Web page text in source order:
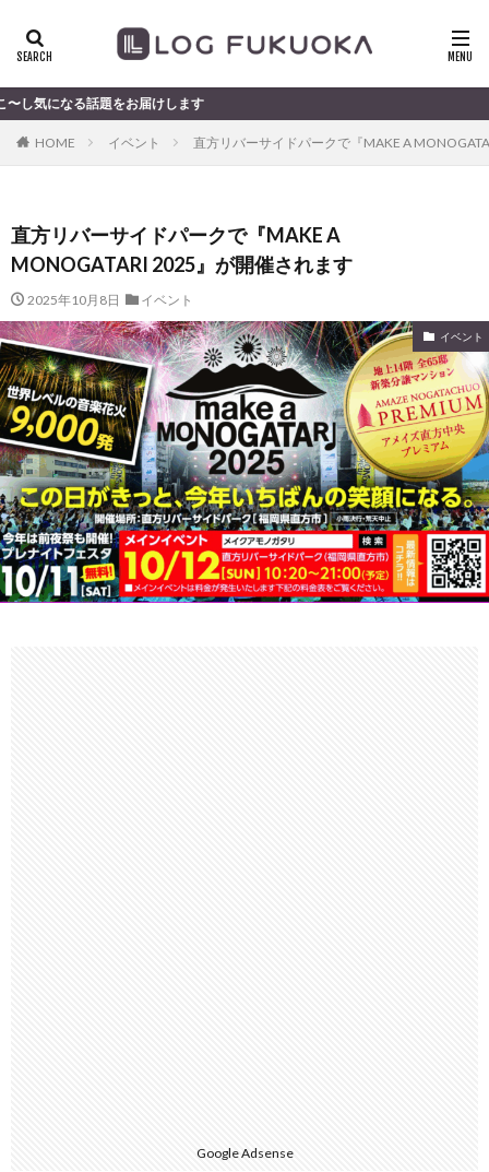
題をお届けします
HOME イベント 直方リバーサイドパークで『MAKE A
直方リバーサイドパークで『MAKE A
MONOGATARI 2025』が開催されます
2025年10月8日 イベント
イベント
Google Adsense